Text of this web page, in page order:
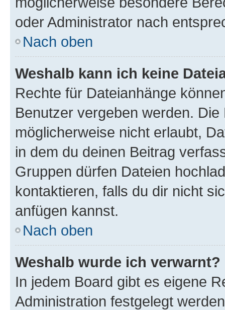
oder Administrator nach
Nach oben
Weshalb kann ich keine
Rechte für Dateianhänge
Benutzer vergeben werden.
möglicherweise nicht erlaubt,
in dem du deinen Beitrag
Gruppen dürfen Dateien
kontaktieren, falls du dir nicht
anfügen kannst.
Nach oben
Weshalb wurde ich verwarnt?
In jedem Board gibt es eigene
Administration festgelegt